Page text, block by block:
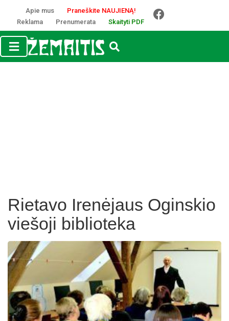
Apie mus
Praneškite NAUJIENĄ!
Reklama
Prenumerata Skaityti PDF
Rietavo Irenėjaus Oginskio
viešoji biblioteka